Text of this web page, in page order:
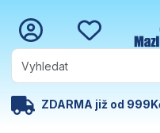
ZDARMA již od